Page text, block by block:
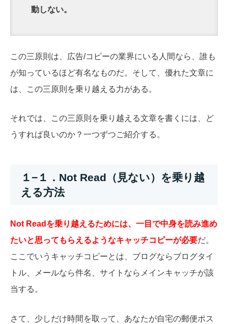
動しない。
この三原則は、広告/コピーの業界にいる人間なら、誰も
が知っているほど有名なものだ。そして、優れた文章に
は、この三原則を乗り越える力がある。
それでは、この三原則を乗り越える文章を書くには、ど
うすれば良いのか？一つずつご紹介する。
１−１．Not Read（見ない）を乗り越
える方法
Not Readを乗り越えるためには、一目で中身を読み進め
たいと思ってもらえるようなキャッチコピーが必要だ。
ここでいうキャッチコピーとは、ブログならブログタイ
トル、メールなら件名、サイトならメインキャッチが該
当する。
さて、少しだけ時間を取って、あなたが自宅の郵便ポス